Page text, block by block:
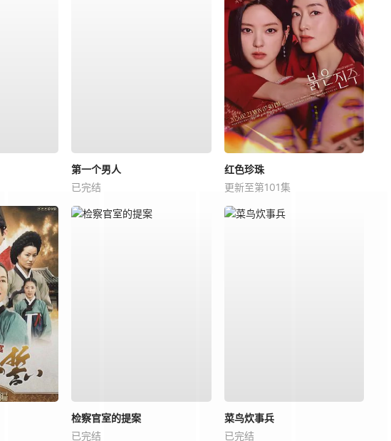
第一个男人
已完结
红色珍珠
更新至第101集
检察官室的提案
已完结
菜鸟炊事兵
已完结